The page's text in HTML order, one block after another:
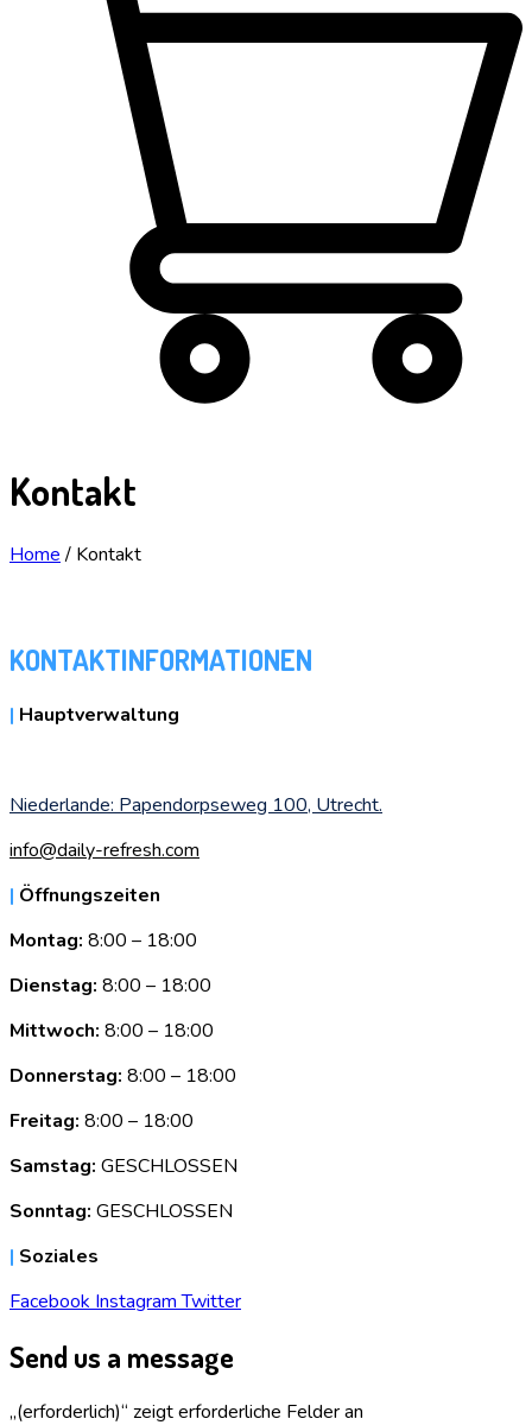
Kontakt
Home/ Kontakt
KONTAKTINFORMATIONEN
| Hauptverwaltung
Niederlande: Papendorpseweg 100, Utrecht.
info@daily-refresh.com
| Öffnungszeiten
Montag: 8:00 – 18:00
Dienstag: 8:00 – 18:00
Mittwoch: 8:00 – 18:00
Donnerstag: 8:00 – 18:00
Freitag: 8:00 – 18:00
Samstag: GESCHLOSSEN
Sonntag: GESCHLOSSEN
| Soziales
Facebook Instagram Twitter
Send us a message
„(erforderlich)“ zeigt erforderliche Felder an